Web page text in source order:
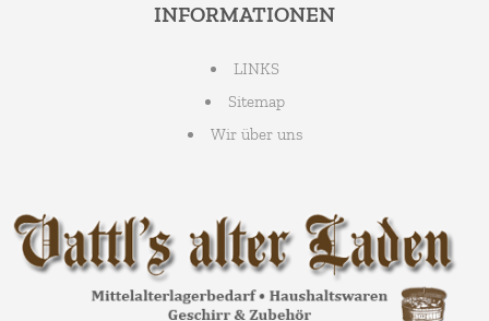
INFORMATIONEN
LINKS
Sitemap
Wir über uns